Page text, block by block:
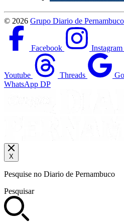
© 2026 Grupo Diario de Pernambuco
Facebook Instagram
Youtube Threads
WhatsApp DP
X
Pesquise no Diario de Pernambuco
Pesquisar